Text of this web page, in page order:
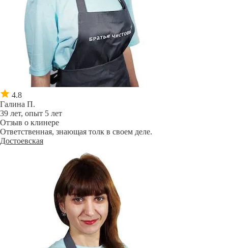
4.8
Галина П.
39 лет, опыт 5 лет
Отзыв о клинере
Ответственная, знающая толк в своем деле.
Достоевская